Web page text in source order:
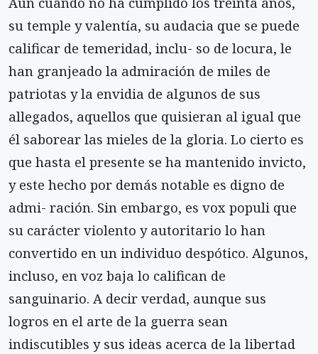
su temple y valentía, su audacia que se puede
calificar de temeridad, inclu- so de locura, le
han granjeado la admiración de miles de
patriotas y la envidia de algunos de sus
allegados, aquellos que quisieran al igual que
él saborear las mieles de la gloria. Lo cierto es
que hasta el presente se ha mantenido invicto,
y este hecho por demás notable es digno de
admi- ración. Sin embargo, es vox populi que
su carácter violento y autoritario lo han
convertido en un individuo despótico. Algunos,
incluso, en voz baja lo califican de
sanguinario. A decir verdad, aunque sus
logros en el arte de la guerra sean
indiscutibles y sus ideas acerca de la libertad